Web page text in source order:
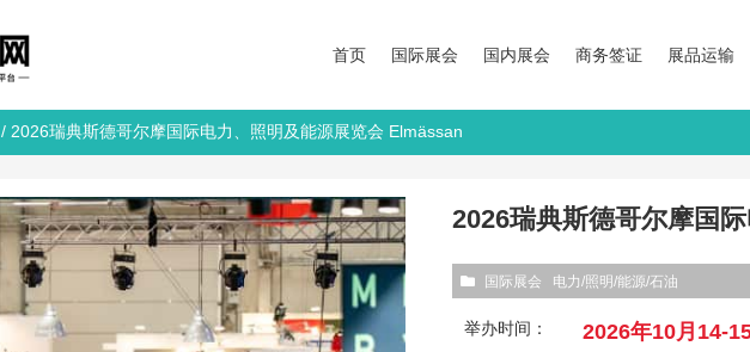
首页 国际展会 国内展会 商务签证 展品运输
/ 2026瑞典斯德哥尔摩国际电力、照明及能源展览会 Elmässan
2026瑞典斯德哥尔摩国
国际展会 电力/照明/能源/石油
举办时间： 2026年10月14-